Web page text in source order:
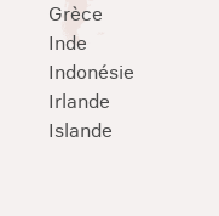
Grèce
Inde
Indonésie
Irlande
Islande